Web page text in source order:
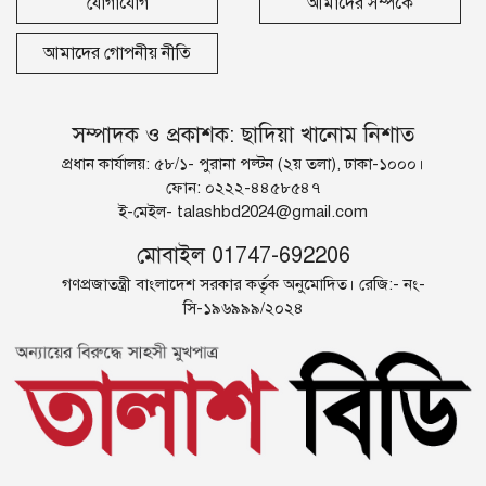
আমাদের গোপনীয় নীতি
সম্পাদক ও প্রকাশক: ছাদিয়া খানোম নিশাত
প্রধান কার্যালয়: ৫৮/১- পুরানা পল্টন (২য় তলা), ঢাকা-১০০০।
ফোন: ০২২২-৪৪৫৮৫৪৭
ই-মেইল- talashbd2024@gmail.com
মোবাইল 01747-692206
গণপ্রজাতন্ত্রী বাংলাদেশ সরকার কর্তৃক অনুমোদিত। রেজি:- নং-
সি-১৯৬৯৯৯/২০২৪